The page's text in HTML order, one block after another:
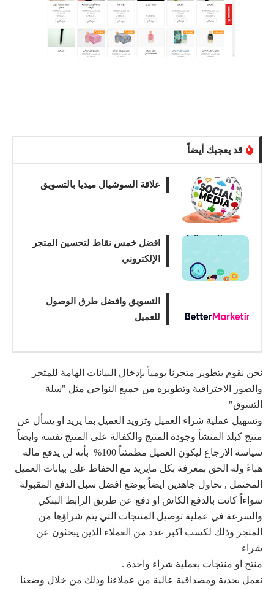
قد يعجبك أيضاً
علاقة السوشيال ميديا بالتسويق
افضل خمس نقاط لتحسين المتجر
الإلكتروني
التسويق وافضل طرق الوصول
للعميل
نحن نقوم بتطوير متجرنا يومياً بإدخال البيانات الهامة للمتجر
والصور الاحترافية وتطويره من جميع النواحي مثل "سلة
التسوق"
وتسهيل عملية شراء العميل وتزويد العميل بما يريد او يسأل عن
منتج كبلد المنشأ وجودة المنتج والكفالة على المنتج نفسه وايضاً
سياسة الارجاع ليكون العميل مطمئناً 100% بأنه لن يدفع ماله
هباءً وله الحق بمعرفة بكل مايريد مع الحفاظ على بيانات العميل
المحتمل , نحاول جاهدين ايضاً بوضع افضل سبل الدفع المقبولة
سواءاً كانت بالدفع الكاش او دفع عن طريق الرابط البنكي
والسرعة في عملية توصيل المنتجات التي يتم شراؤها من
المتجر وذلك لكسب اكبر عدد من العملاء الذين يبحثون عن
شراء
منتج او منتجات بعملية شراء واحدة .
نعمل بجدية ومصداقية عالية من عملاءنا وذلك من خلال وضعنا